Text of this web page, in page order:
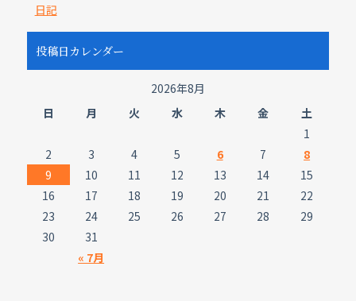
日記
投稿日カレンダー
2026年8月
日
月 火 水 木 金 土
« 7月
1
2
3 4 5 6 7
8
9
10 11 12 13 14
15
16
17 18 19 20 21
22
23
24 25 26 27 28
29
30
31